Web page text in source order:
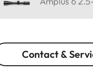
Contact &